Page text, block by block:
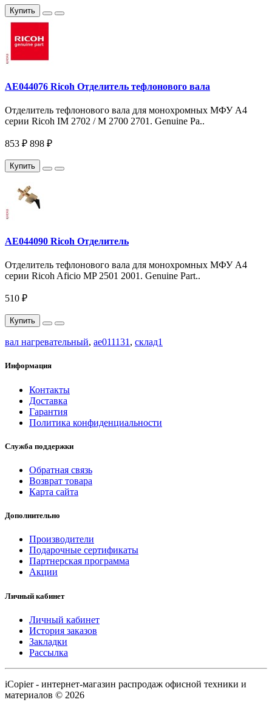
Купить
AE044076 Ricoh Отделитель тефлонового вала
Отделитель тефлонового вала для монохромных МФУ A4
серии Ricoh IM 2702 / M 2700 2701. Genuine Pa..
853 ₽ 898 ₽
Купить
AE044090 Ricoh Отделитель
Отделитель тефлонового вала для монохромных МФУ A4
серии Ricoh Aficio MP 2501 2001. Genuine Part..
510 ₽
Купить
вал нагревательный, ae011131 , склад1
Информация
Контакты
Доставка
Гарантия
Политика конфиденциальности
Служба поддержки
Обратная связь
Возврат товара
Карта сайта
Дополнительно
Производители
Подарочные сертификаты
Партнерская программа
Акции
Личный кабинет
Личный кабинет
История заказов
Закладки
Рассылка
iCopier - интернет-магазин распродаж офисной техники и
материалов © 2026